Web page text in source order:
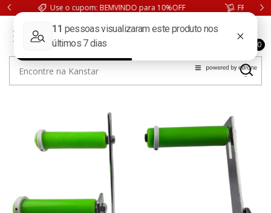
FRETE GRÁTIS. Compras acima de 199,90 para São Paulo
0